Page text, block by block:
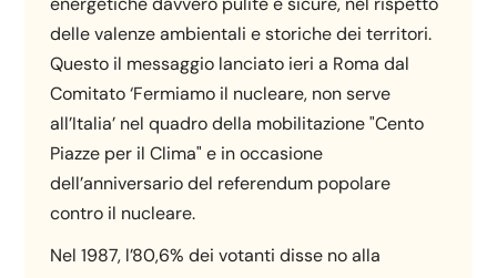
delle valenze ambientali e storiche dei territori.
Questo il messaggio lanciato ieri a Roma dal
Comitato ‘Fermiamo il nucleare, non serve
all’Italia’ nel quadro della mobilitazione "Cento
Piazze per il Clima" e in occasione
dell’anniversario del referendum popolare
contro il nucleare.
Nel 1987, l’80,6% dei votanti disse no alla